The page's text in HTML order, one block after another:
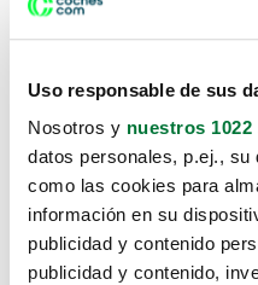
Uso responsable de sus
Nosotros y nuestros
datos personales, p.ej., su
como las cookies para
información en su
publicidad y contenido
publicidad y contenido,
Lo sentimos,
te hemos